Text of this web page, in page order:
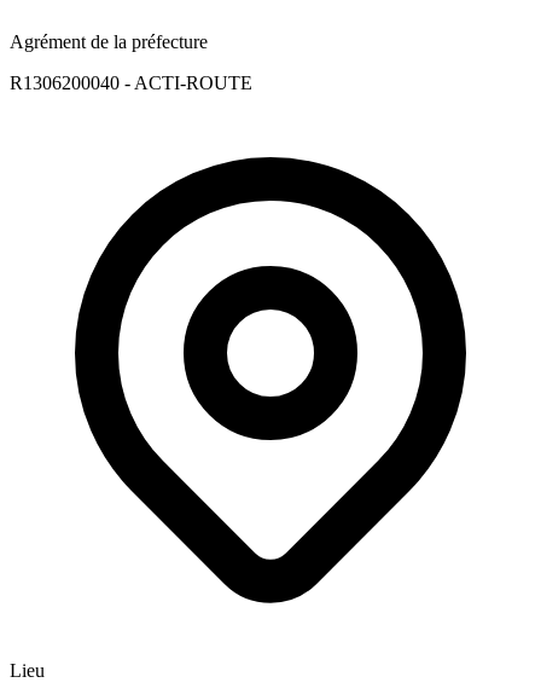
Agrément de la préfecture
R1306200040 - ACTI-ROUTE
Lieu